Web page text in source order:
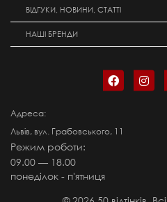
ВІДГУКИ, НОВИНИ, СТАТТІ
НАШІ БРЕНДИ
Адреса:
Львів, вул. Грабовського, 11
Режим роботи:
09.00 — 18.00
понеділок - п'ятниця